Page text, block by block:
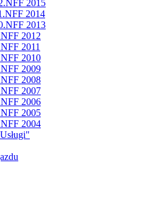
2015
2014
2013
2012
2011
2010
2009
2008
2007
2006
2005
2004